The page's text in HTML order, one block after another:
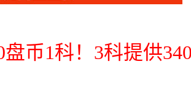
币1科！3科提供